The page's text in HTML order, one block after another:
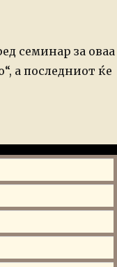
семинар за оваа
а последниот ќе